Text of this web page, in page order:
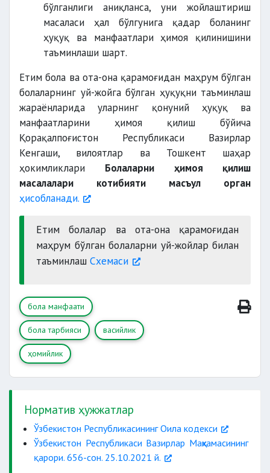
бўлганлиги аниқланса, уни жойлаштириш
масаласи ҳал бўлгунига қадар боланинг
ҳуқуқ ва манфаатлари ҳимоя қилинишини
таъминлаши шарт.
Етим бола ва ота-она қарамоғидан маҳрум бўлган
болаларнинг уй-жойга бўлган ҳуқуқни таъминлаш
жараёнларида уларнинг қонуний ҳуқуқ ва
манфаатларини ҳимоя қилиш бўйича
Қорақалпоғистон Республикаси Вазирлар
Кенгаши, вилоятлар ва Тошкент шаҳар
ҳокимликлари Болаларни ҳимоя қилиш
масалалари котибияти масъул орган
ҳисобланади.
Етим болалар ва ота-она қарамоғидан
маҳрум бўлган болаларни уй-жойлар билан
таъминлаш Схемаси
бола манфаати
бола тарбияси васийлик
ҳомийлик
Норматив ҳужжатлар
Ўзбекистон Республикасининг Оила кодекси
Ўзбекистон Республикаси Вазирлар Маҳкамасининг
қарори. 656-сон. 25.10.2021 й.